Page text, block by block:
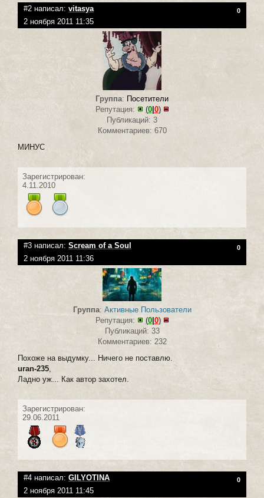
#2 написал: vitasya 0
2 ноября 2011 11:35
Группа: Посетители
Репутация:
(0| 0)
Публикаций: 3
Комментариев: 670
МИНУС
Зарегистрирован:
4.11.2010
#3 написал: Scream of a Soul 0
2 ноября 2011 11:36
Группа: Активные Пользователи
Репутация:
(0| 0)
Публикаций: 33
Комментариев: 232
Похоже на выдумку... Ничего не поставлю.
uran-235
Ладно уж... Как автор захотел.
Зарегистрирован:
29.06.2011
#4 написал: GILYOTINA 0
2 ноября 2011 11:45